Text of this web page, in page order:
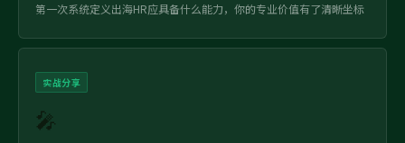
第一次系统定义出海HR应具备什么能力，你的专业价值有了清晰坐标
实战分享
🎤